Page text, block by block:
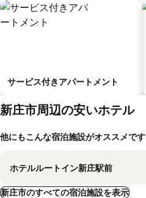
サービス付きアパートメント
新庄市周辺の安いホテル
他にもこんな宿泊施設がオススメです
ホテルルートイン新庄駅前
新庄市のすべての宿泊施設を表示